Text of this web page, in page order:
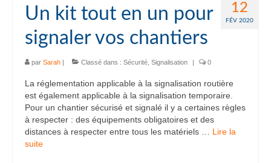
12
FÉV 2020
Un kit tout en un pour
signaler vos chantiers
par Sarah | Classé dans : Sécurité Signalisation | 0
La réglementation applicable à la signalisation routière
est également applicable à la signalisation temporaire.
Pour un chantier sécurisé et signalé il y a certaines règles
à respecter : des équipements obligatoires et des
distances à respecter entre tous les matériels … Lire la
suite­­